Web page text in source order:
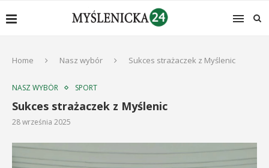
Home Nasz wybór Sukces strażaczek z Myślenic
NASZ WYBÓR SPORT
Sukces strażaczek z Myślenic
28 września 2025